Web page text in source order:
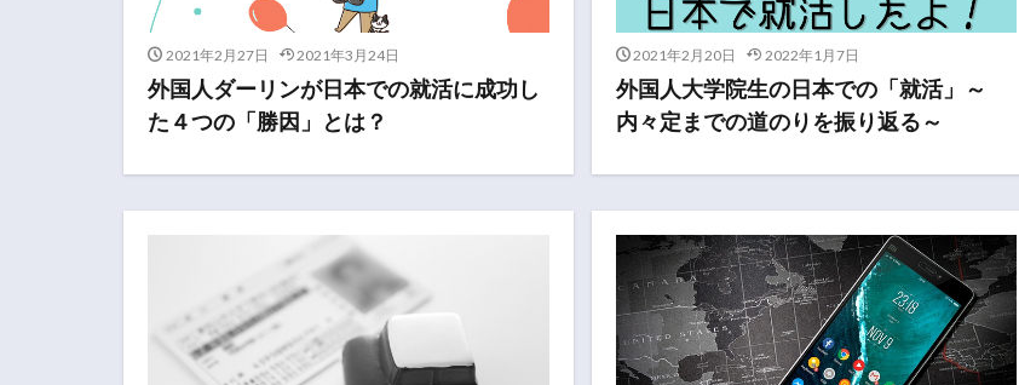
2021年2月27日 2021年3月24日
外国人ダーリンが日本での就活に成功し
た４つの「勝因」とは？
2021年2月20日 2022年1月7日
外国人大学院生の日本での「就活」～
内々定までの道のりを振り返る～